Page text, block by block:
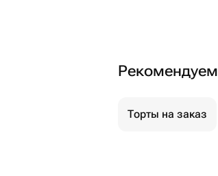
Рекомендуем
Торты на заказ